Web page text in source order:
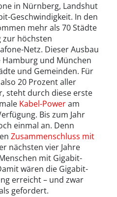
in Nürnberg, Landshut
Geschwindigkeit. In den
mehr als 70 Städte
zur höchsten
Netz. Dieser Ausbau
und München
und Gemeinden. Für
20 Prozent aller
steht durch diese erste
Kabel-Poweram
Bis zum Jahr
einmal an. Denn
Zusammenschluss mit
nächsten vier Jahre
mit Gigabit-
wären die Gigabit-
erreicht – und zwar
gefordert.